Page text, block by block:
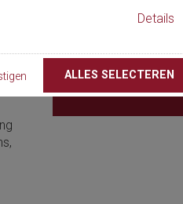
Details
ALLES SELECTEREN
50123 Firenze
Italy